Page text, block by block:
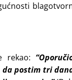
rekao:
postim tri